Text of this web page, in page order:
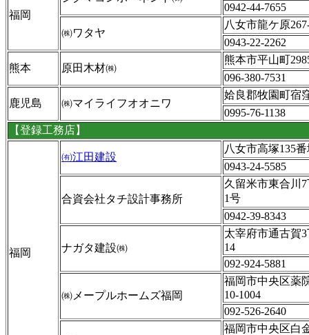
福岡
0942-44-7655
㈱ワタヤ
八女市龍ケ原
0943-22-2262
熊本 原田木材㈱
熊本市平山町
096-380-7531
鹿児島 ㈱マイライフオオニワ
姶良郡牧園町宿
0995-76-1138
【登録工務店】
福岡
㈲江田建設
八女市高塚135
0943-24-5585
合資会社タチ設計事務所
久留米市東合川
1号
0942-39-8343
ナガタ建設㈱
太宰府市通古賀
14
092-924-5881
㈱メープルホームズ福岡
福岡市中央区薬
10-1004
092-526-2640
福岡市中央区白